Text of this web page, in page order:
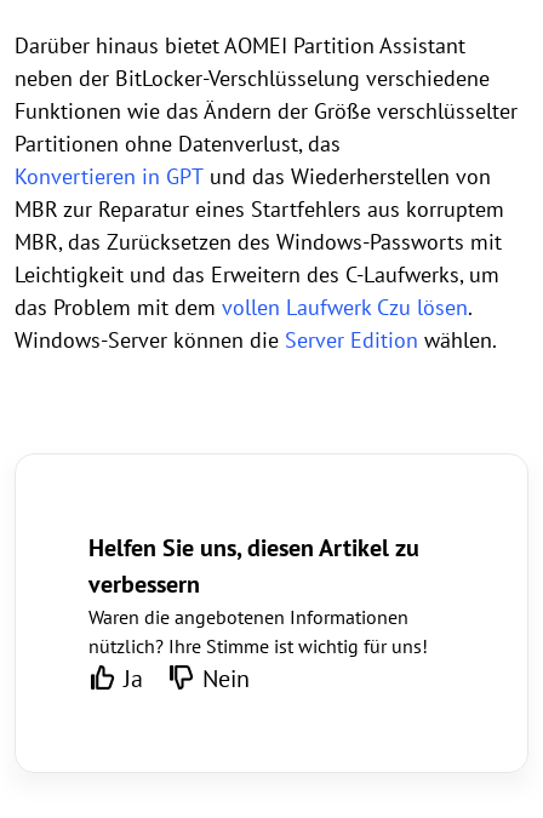
Darüber hinaus bietet AOMEI Partition Assistant
neben der BitLocker-Verschlüsselung verschiedene
Funktionen wie das Ändern der Größe verschlüsselter
Partitionen ohne Datenverlust, das
Konvertieren in GPT und das Wiederherstellen von
MBR zur Reparatur eines Startfehlers aus korruptem
MBR, das Zurücksetzen des Windows-Passworts mit
Leichtigkeit und das Erweitern des C-Laufwerks, um
das Problem mit dem vollen Laufwerk Czu lösen.
Windows-Server können die Server Edition wählen.
Helfen Sie uns, diesen Artikel zu
verbessern
Waren die angebotenen Informationen
nützlich? Ihre Stimme ist wichtig für uns!
Ja Nein